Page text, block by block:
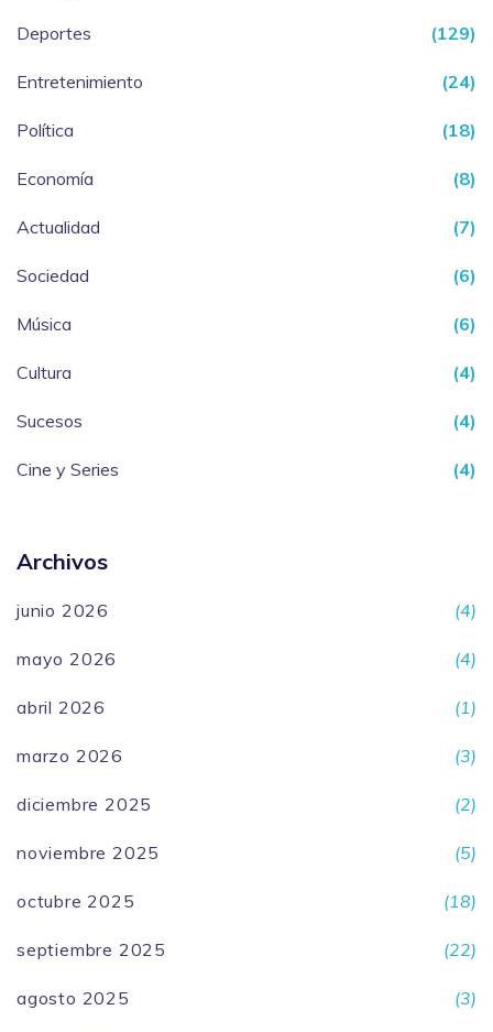
Deportes (129)
Entretenimiento (24)
Política (18)
Economía (8)
Actualidad (7)
Sociedad (6)
Música (6)
Cultura (4)
Sucesos (4)
Cine y Series (4)
Archivos
junio 2026 (4)
mayo 2026 (4)
abril 2026 (1)
marzo 2026 (3)
diciembre 2025 (2)
noviembre 2025 (5)
octubre 2025 (18)
septiembre 2025 (22)
agosto 2025 (3)